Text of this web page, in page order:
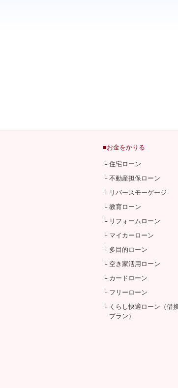
■お金をかりる
└ 住宅ローン
└ 不動産担保ローン
└ リバースモーゲージ
└ 教育ローン
└ リフォームローン
└ マイカーローン
└ 多目的ローン
└ 空き家活用ローン
└ カードローン
└ フリーローン
└ くらし快適ローン（借
プラン）